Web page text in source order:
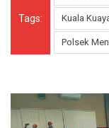
Tags: Kuala
Polsek